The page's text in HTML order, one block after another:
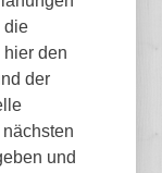
die
den
der
und